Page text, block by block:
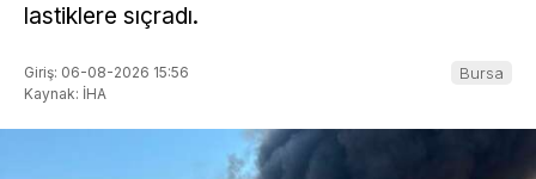
lastiklere sıçradı.
Giriş: 06-08-2026 15:56
Kaynak: İHA
Bursa